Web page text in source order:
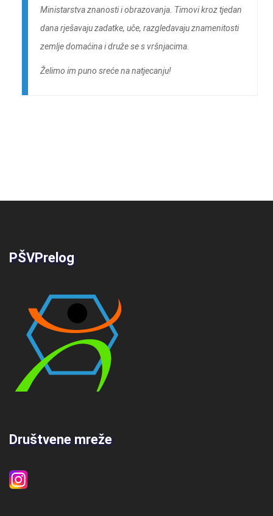
Ministarstva znanosti i obrazovanja. Timovi kroz tjedan
dana rješavaju zadatke, uče, razgledavaju znamenitosti
zemlje domaćina i druže se s vršnjacima.
Želimo im puno sreće na natjecanju!
PŠVPrelog
Društvene mreže